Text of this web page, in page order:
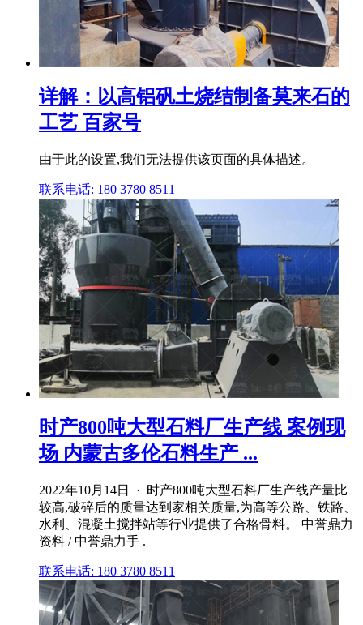
详解：以高铝矾土烧结制备莫来石的
工艺 百家号
由于此的设置,我们无法提供该页面的具体描述。
联系电话: 180 3780 8511
时产800吨大型石料厂生产线 案例现
场 内蒙古多伦石料生产 ...
2022年10月14日 · 时产800吨大型石料厂生产线产量比
较高,破碎后的质量达到家相关质量,为高等公路、铁路、
水利、混凝土搅拌站等行业提供了合格骨料。 中誉鼎力
资料 / 中誉鼎力手 .
联系电话: 180 3780 8511